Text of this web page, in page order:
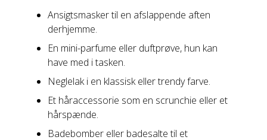
Ansigtsmasker til en afslappende aften
derhjemme.
En mini-parfume eller duftprøve, hun kan
have med i tasken.
Neglelak i en klassisk eller trendy farve.
Et håraccessorie som en scrunchie eller et
hårspænde.
Badebomber eller badesalte til et